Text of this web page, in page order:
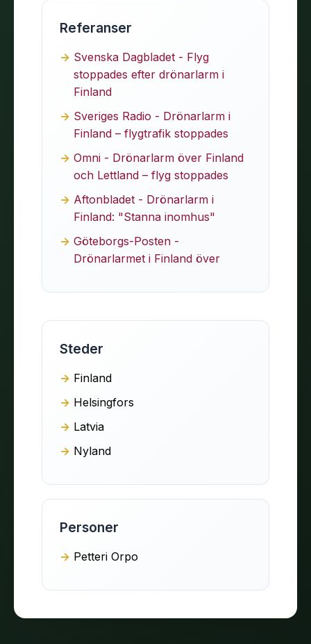
Referanser
Svenska Dagbladet - Flyg
stoppades efter drönarlarm i
Finland
Sveriges Radio - Drönarlarm i
Finland – flygtrafik stoppades
Omni - Drönarlarm över Finland
och Lettland – flyg stoppades
Aftonbladet - Drönarlarm i
Finland: "Stanna inomhus"
Göteborgs-Posten -
Drönarlarmet i Finland över
Steder
Finland
Helsingfors
Latvia
Nyland
Personer
Petteri Orpo